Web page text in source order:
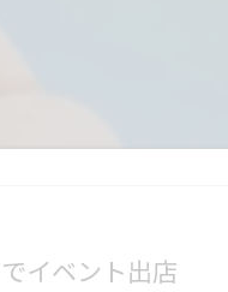
イベント出店